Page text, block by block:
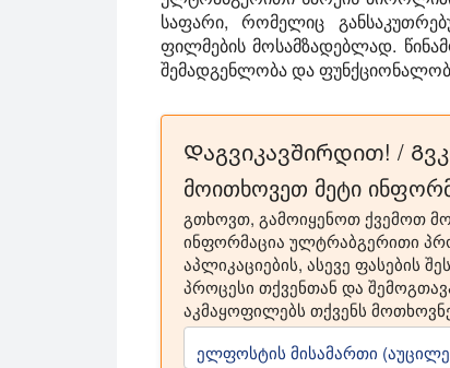
საფარი, რომელიც
ფილმების მოსამზადებლად.
შემადგენლობა და
Დაგვიკავშირდით! /
მოითხოვეთ მეტი
გთხოვთ, გამოიყენოთ ქვემოთ
ინფორმაცია ულტრაბგერითი
აპლიკაციების, ასევე ფასების
პროცესი თქვენთან და
აკმაყოფილებს თქვენს
ელფოსტის მისამართი